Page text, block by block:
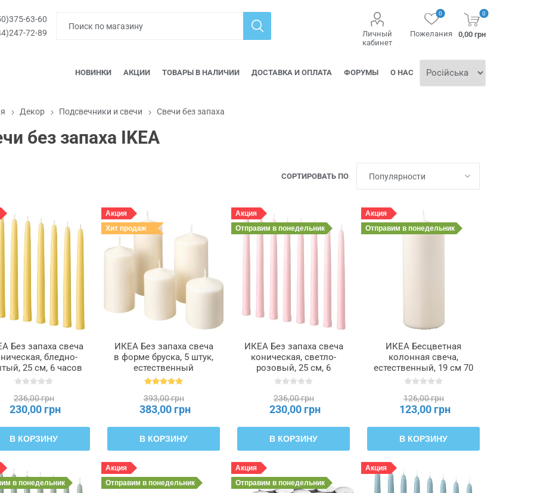
63-60
72-89
Личный
кабинет
Пожелания
0 0
0,00 грн
НОВИНКИ АКЦИИ ТОВАРЫ В НАЛИЧИИ ДОСТАВКА И ОПЛАТА ФОРУМЫ О НАС
Декор Подсвечники и свечи Свечи без запаха
без запаха IKEA
СОРТИРОВАТЬ ПО
Без запаха свеча
бледно-
25 см, 6 часов
КЛОКХЕТ,
236,00 грн
230,00 грн
В КОРЗИНУ
Акция
Хит продаж
ИКЕА Без запаха свеча
в форме бруска, 5 штук,
естественный
FENOMEN ФЕНОМЕН,
393,00 грн
383,00 грн
В КОРЗИНУ
Акция
Отправим в понедельник
ИКЕА Без запаха свеча
коническая, светло-
розовый, 25 см, 6
часов KLOKHET
236,00 грн
230,00 грн
В КОРЗИНУ
Акция
Отправим в понедельник
ИКЕА Бесцветная
колонная свеча,
естественный, 19 см 70
часов FENOMEN
126,00 грн
123,00 грн
В КОРЗИНУ
в понедельник
Акция
Отправим в понедельник
Акция
Отправим в понедельник
Акция